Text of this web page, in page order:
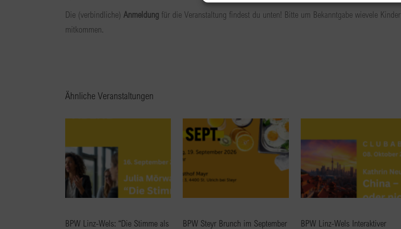
Die (verbindliche) Anmeldung für die Veranstaltung findest du unten! Bitte um Bekanntgabe wievele Kinder
mitkommen.
Ähnliche Veranstaltungen
BPW Linz-Wels: “Die Stimme als
BPW Steyr Brunch im September
BPW Linz-Wels Interaktiver